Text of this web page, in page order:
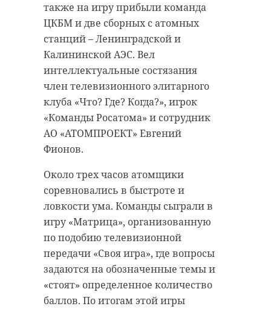
также на игру прибыли команда
ЦКБМ и две сборных с атомных
станций – Ленинградской и
Калининской АЭС. Вел
интеллектуальные состязания
член телевизионного элитарного
клуба «Что? Где? Когда?», игрок
«Команды Росатома» и сотрудник
АО «АТОМПРОЕКТ» Евгений
Фионов.
Около трех часов атомщики
соревновались в быстроте и
ловкости ума. Команды сыграли в
игру «Матрица», организованную
по подобию телевизионной
передачи «Своя игра», где вопросы
задаются на обозначенные темы и
«стоят» определенное количество
баллов. По итогам этой игры
добровольцы
реставрация усадьба
Поделиться статьей:
РЕКОМЕНДУЕМ
Хирург из
Петербурга
восстанавливает
старинную финск
Уникальную
реликвию
века
история
Поделиться статьей: